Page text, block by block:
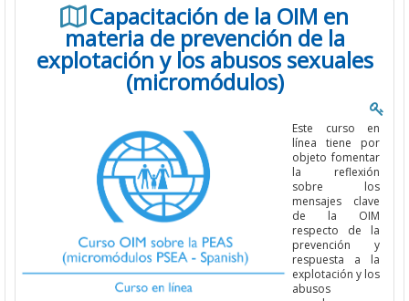
Capacitación de la OIM en
materia de prevención de la
explotación y los abusos sexuales
(micromódulos)
Este curso en
línea tiene por
objeto fomentar
la reflexión
sobre los
mensajes clave
de la OIM
respecto de la
prevención y
respuesta a la
explotación y los
abusos